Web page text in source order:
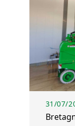
31/07/